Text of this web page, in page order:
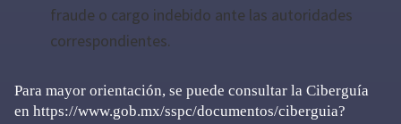
fraude o cargo indebido ante las autoridades
correspondientes.
Para mayor orientación, se puede consultar la Ciberguía
en https://www.gob.mx/sspc/documentos/ciberguia?